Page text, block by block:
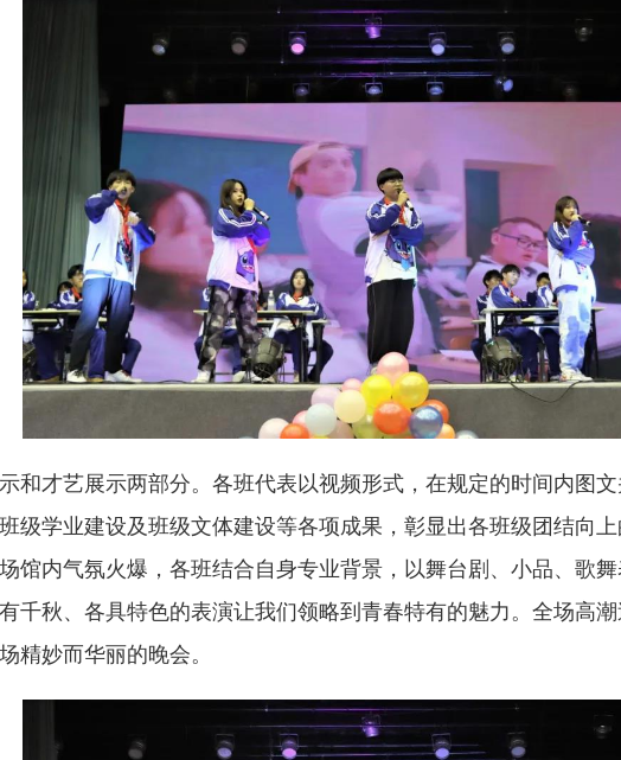
和才艺展示两部分。各班代表以视频形式，在规定的时间内图
级学业建设及班级文体建设等各项成果，彰显出各班级团结向
馆内气氛火爆，各班结合自身专业背景，以舞台剧、小品、歌
千秋、各具特色的表演让我们领略到青春特有的魅力。全场高
精妙而华丽的晚会。